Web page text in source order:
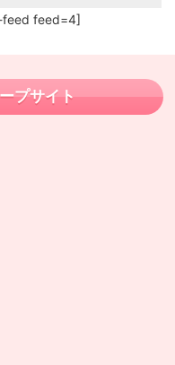
feed=4]
プサイト